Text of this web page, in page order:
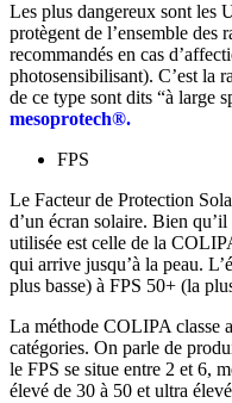
Les plus dangereux sont les
protègent de l’ensemble des
recommandés en cas
photosensibilisant). C’est la
de ce type sont dits “à large
mesoprotech®.
FPS
Le Facteur de Protection
d’un écran solaire. Bien
utilisée est celle de la
qui arrive jusqu’à la peau.
plus basse) à FPS 50+ (la
La méthode COLIPA classe
catégories. On parle de
le FPS se situe entre 2 et 6,
élevé de 30 à 50 et ultra